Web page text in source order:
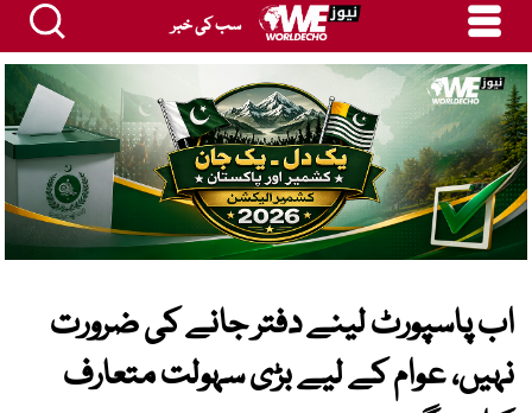
سب کی خبر
اب پاسپورٹ لینے دفتر جانے کی ضرورت
نہیں، عوام کے لیے بڑی سہولت متعارف